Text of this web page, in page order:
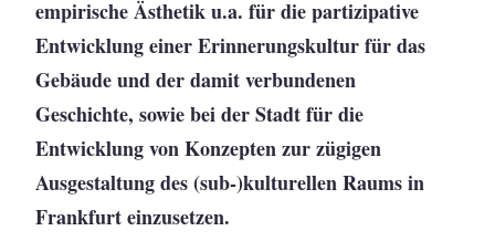
empirische Ästhetik u.a. für die partizipative
Entwicklung einer Erinnerungskultur für das
Gebäude und der damit verbundenen
Geschichte, sowie bei der Stadt für die
Entwicklung von Konzepten zur zügigen
Ausgestaltung des (sub-)kulturellen Raums in
Frankfurt einzusetzen.